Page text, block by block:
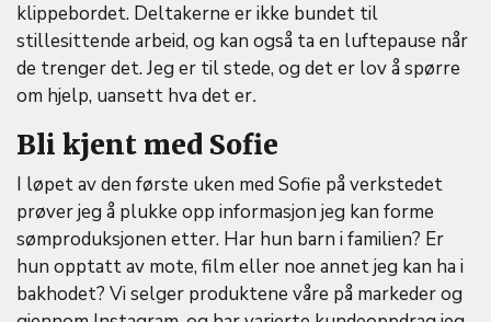
klippebordet. Deltakerne er ikke bundet til
stillesittende arbeid, og kan også ta en luftepause når
de trenger det. Jeg er til stede, og det er lov å spørre
om hjelp, uansett hva det er.
Bli kjent med Sofie
I løpet av den første uken med Sofie på verkstedet
prøver jeg å plukke opp informasjon jeg kan forme
sømproduksjonen etter. Har hun barn i familien? Er
hun opptatt av mote, film eller noe annet jeg kan ha i
bakhodet? Vi selger produktene våre på markeder og